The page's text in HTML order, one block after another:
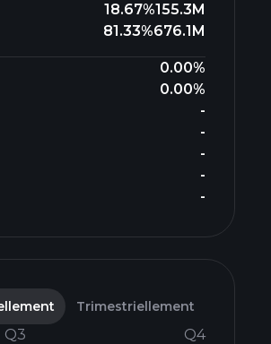
18.67%155.3M
81.33%676.1M
0.00%
0.00%
-
-
-
-
-
Trimestriellement
Q3 Q4